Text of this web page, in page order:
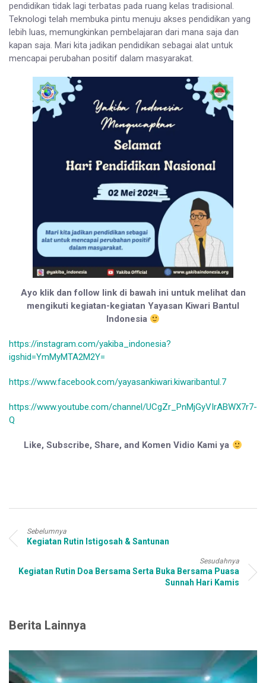
pendidikan tidak lagi terbatas pada ruang kelas tradisional.
Teknologi telah membuka pintu menuju akses pendidikan yang
lebih luas, memungkinkan pembelajaran dari mana saja dan
kapan saja. Mari kita jadikan pendidikan sebagai alat untuk
mencapai perubahan positif dalam masyarakat.
Ayo klik dan follow link di bawah ini untuk melihat dan
mengikuti kegiatan-kegiatan Yayasan Kiwari Bantul
Indonesia
https://instagram.com/yakiba_indonesia?
igshid=YmMyMTA2M2Y=
https://www.facebook.com/yayasankiwari.kiwaribantul.7
https://www.youtube.com/channel/UCgZr_PnMjGyVIrABWX7r7-
Q
Like, Subscribe, Share, and Komen Vidio Kami ya
Sebelumnya
Kegiatan Rutin Istigosah & Santunan
Sesudahnya
Kegiatan Rutin Doa Bersama Serta Buka Bersama Puasa
Sunnah Hari Kamis
Berita Lainnya